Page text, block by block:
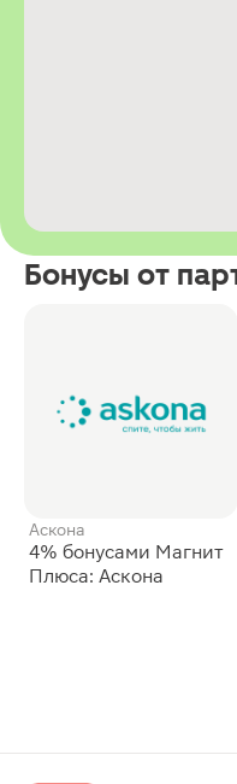
Бонусы от
Аскона
4% бонусами Магнит
Плюса: Аскона